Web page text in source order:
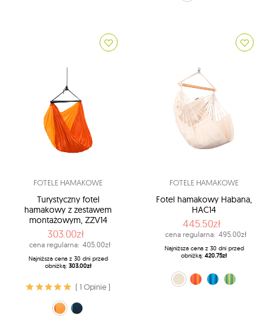
FOTELE HAMAKOWE
Turystyczny fotel
hamakowy z zestawem
montażowym, ZZV14
303.00zł
cena regularna: 405.00zł
Najniższa cena z 30 dni przed
obniżką: 303.00zł
( 1 Opinie )
pomarańczowy (22)
Granatowy (39)
FOTELE HAMAKOWE
Fotel hamakowy Habana,
HAC14
445.50zł
cena regularna: 495.00zł
Najniższa cena z 30 dni przed
obniżką: 420.75zł
naturalny (X1)
pomarańczowy (22)
niebieski (33)
zielony (44)